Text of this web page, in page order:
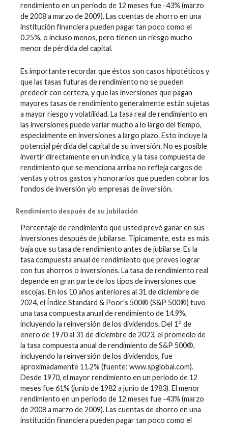
rendimiento en un período de 12 meses fue -43% (marzo
de 2008 a marzo de 2009). Las cuentas de ahorro en una
institución financiera pueden pagar tan poco como el
0.25%, o incluso menos, pero tienen un riesgo mucho
menor de pérdida del capital.
Es importante recordar que éstos son casos hipotéticos y
que las tasas futuras de rendimiento no se pueden
predecir con certeza, y que las inversiones que pagan
mayores tasas de rendimiento generalmente están sujetas
a mayor riesgo y volatilidad. La tasa real de rendimiento en
las inversiones puede variar mucho a lo largo del tiempo,
especialmente en inversiones a largo plazo. Esto incluye la
potencial pérdida del capital de su inversión. No es posible
invertir directamente en un índice, y la tasa compuesta de
rendimiento que se menciona arriba no refleja cargos de
ventas y otros gastos y honorarios que pueden cobrar los
fondos de inversión y/o empresas de inversión.
Rendimiento después de su jubilación
Porcentaje de rendimiento que usted prevé ganar en sus
inversiones después de jubilarse. Típicamente, esta es más
baja que su tasa de rendimiento antes de jubilarse. Es la
tasa compuesta anual de rendimiento que preves lograr
con tus ahorros o inversiones. La tasa de rendimiento real
depende en gran parte de los tipos de inversiones que
escojas. En los 10 años anteriores al 31 de diciembre de
2024, el Índice Standard & Poor's 500® (S&P 500®) tuvo
una tasa compuesta anual de rendimiento de 14.9%,
incluyendo la reinversión de los dividendos. Del 1 o de
enero de 1970 al 31 de diciembre de 2023, el promedio de
la tasa compuesta anual de rendimiento de S&P 500®,
incluyendo la reinversión de los dividendos, fue
aproximadamente 11.2% (fuente: www.spglobal.com).
Desde 1970, el mayor rendimiento en un período de 12
meses fue 61% (junio de 1982 a junio de 1983). El menor
rendimiento en un período de 12 meses fue -43% (marzo
de 2008 a marzo de 2009). Las cuentas de ahorro en una
institución financiera pueden pagar tan poco como el